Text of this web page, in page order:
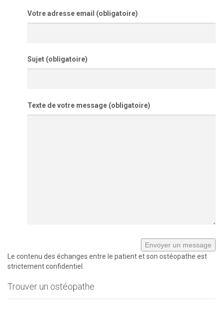
Votre adresse email (obligatoire)
Sujet (obligatoire)
Texte de votre message (obligatoire)
Le contenu des échanges entre le patient et son ostéopathe est
strictement confidentiel.
Trouver un ostéopathe